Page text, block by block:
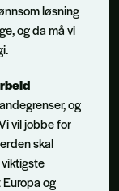
løsning
og da må vi
og
vil jobbe for
skal
og